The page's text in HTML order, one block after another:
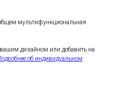
мультифункциональная
дизайном или добавить на
об индивидуальном